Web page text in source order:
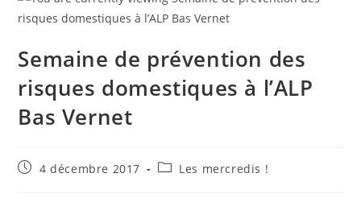
Semaine de prévention des
risques domestiques à l’ALP
Bas Vernet
Publication
4 décembre 2017
PostLes mercredis !